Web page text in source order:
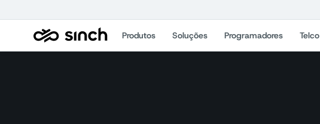
Produtos Soluções Programadores Telco